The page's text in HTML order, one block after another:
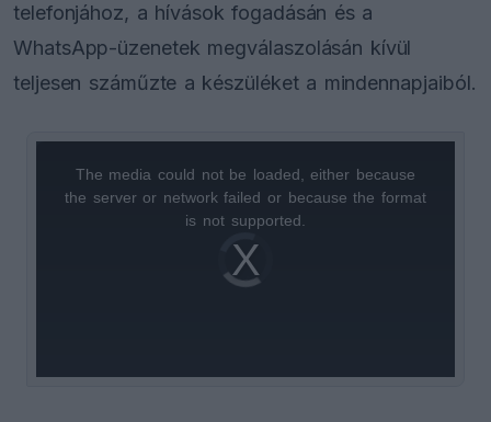
telefonjához, a hívások fogadásán és a
WhatsApp-üzenetek megválaszolásán kívül
teljesen száműzte a készüléket a mindennapjaiból.
Video
Player
loading.
The media could not be loaded, either because
the server or network failed or because the format
is not supported.